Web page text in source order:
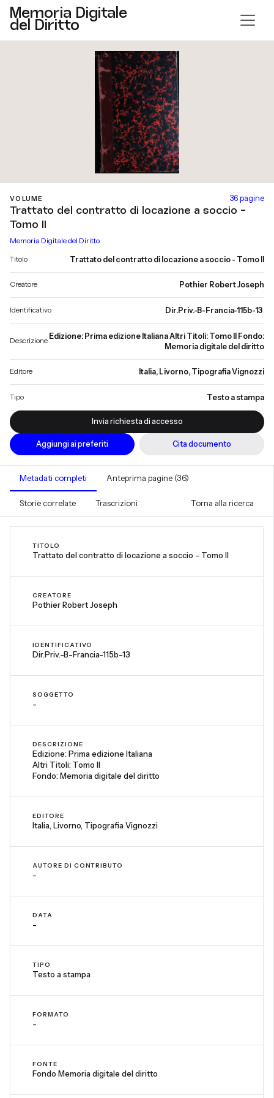
Memoria Digitale
del Diritto
VOLUME 36 pagine
Trattato del contratto di locazione a soccio -
Tomo II
Memoria Digitale del Diritto
Titolo Trattato del contratto di locazione a soccio - Tomo II
Creatore Pothier Robert Joseph
Identificativo Dir.Priv.-B-Francia-115b-13
Descrizione
Edizione: Prima edizione Italiana Altri Titoli: Tomo II Fondo:
Memoria digitale del diritto
Editore Italia, Livorno, Tipografia Vignozzi
Tipo Testo a stampa
Invia richiesta di accesso
Aggiungi ai preferiti Cita documento
Metadati completi Anteprima pagine (36)
Storie correlate Trascrizioni Torna alla ricerca
TITOLO
Trattato del contratto di locazione a soccio - Tomo II
CREATORE
Pothier Robert Joseph
IDENTIFICATIVO
Dir.Priv.-B-Francia-115b-13
SOGGETTO
-
DESCRIZIONE
Edizione: Prima edizione Italiana
Altri Titoli: Tomo II
Fondo: Memoria digitale del diritto
EDITORE
Italia, Livorno, Tipografia Vignozzi
AUTORE DI CONTRIBUTO
-
DATA
-
TIPO
Testo a stampa
FORMATO
-
FONTE
Fondo Memoria digitale del diritto